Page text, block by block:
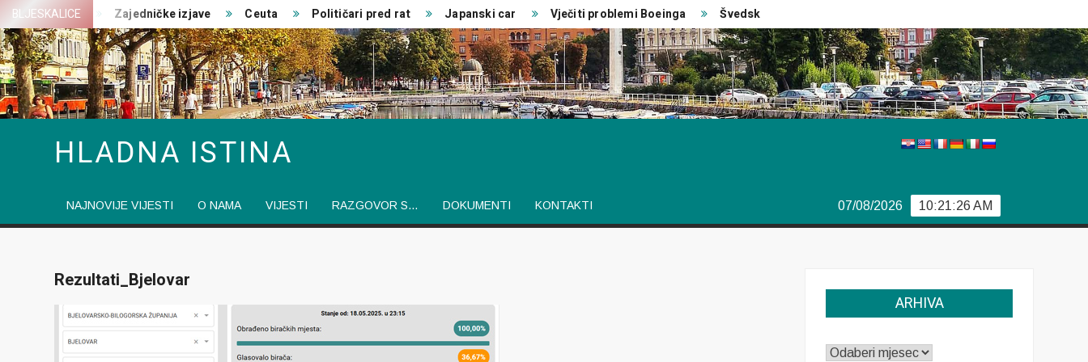
Skip
to
content
BLJESKALICE
ratovanja Zajedničke izjave Ceuta Političari pred rat Japanski car Vječiti problemi Boeinga Švedski izbori
HLADNA ISTINA
NAJNOVIJE VIJESTI O NAMA VIJESTI RAZGOVOR S… DOKUMENTI KONTAKTI 10:21:27 AM
07/08/2026
Rezultati_Bjelovar
ARHIVA
ARHIVA